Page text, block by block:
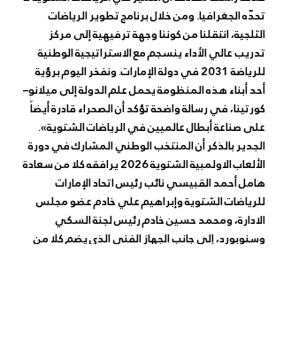
تحدّه الجغرافيا. ومن خلال برنامج تطوير الرياضات
الثلجية، انتقلنا من كوننا وجهة ترفيهية إلى مركز
تدريب عالي الأداء ينسجم مع الاستراتيجية الوطنية
للرياضة 2031 في دولة الإمارات. ونفخر اليوم برؤية
أحد أبناء هذه المنظومة يحمل علم الدولة إلى ميلانو–
كورتينا، في رسالة واضحة تؤكد أن الصحراء قادرة أيضاً
على صناعة أبطال عالميين في الرياضات الشتوية».
الجدير بالذكر أن المنتخب الوطني المشارك في دورة
الألعاب الاولمبية الشتوية 2026 يرافقه كلا من سعادة
هامل أحمد القبيسي نائب رئيس اتحاد الإمارات
للرياضات الشتوية وإبراهيم علي خادم عضو مجلس
الادارة، ومحمد حسين خادم رئيس لجنة السكي
وسنوبورد، إلى جانب الجهاز الفني الذي يضم كلا من